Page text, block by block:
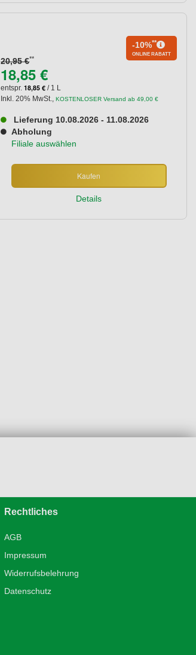
20,95 €**
-10%**
ONLINE RABATT
18,85 €
entspr.18,85 € / 1 L
Inkl. 20% MwSt.,KOSTENLOSER Versand ab 49,00 €
Lieferung 10.08.2026 - 11.08.2026
Abholung
Filiale auswählen
Kaufen
Details
Rechtliches
AGB
Impressum
Widerrufsbelehrung
Datenschutz